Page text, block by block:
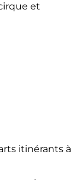
et
itinérants à